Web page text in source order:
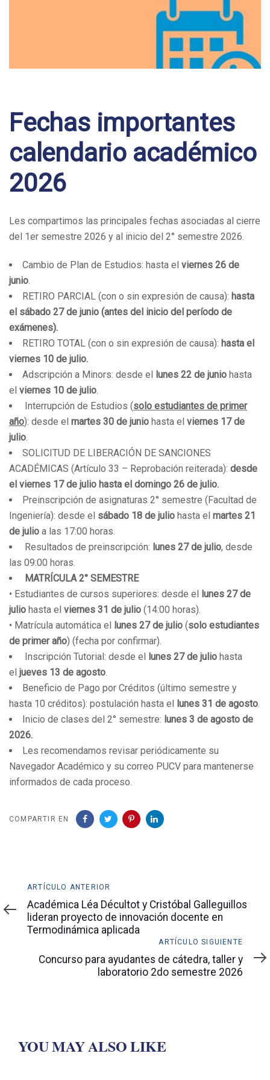
Fechas importantes
calendario académico
2026
Les compartimos las principales fechas asociadas al cierre
del 1er semestre 2026 y al inicio del 2° semestre 2026.
Cambio de Plan de Estudios: hasta el viernes 26 de
junio.
RETIRO PARCIAL (con o sin expresión de causa): hasta
el sábado 27 de junio (antes del inicio del período de
exámenes).
RETIRO TOTAL (con o sin expresión de causa): hasta el
viernes 10 de julio.
Adscripción a Minors: desde el lunes 22 de junio hasta
el viernes 10 de julio.
Interrupción de Estudios (solo estudiantes de primer
año): desde el martes 30 de junio hasta el viernes 17 de
julio.
SOLICITUD DE LIBERACIÓN DE SANCIONES
ACADÉMICAS (Artículo 33 – Reprobación reiterada): desde
el viernes 17 de julio hasta el domingo 26 de julio.
Preinscripción de asignaturas 2° semestre (Facultad de
Ingeniería): desde el sábado 18 de julio hasta el martes 21
de julio a las 17:00 horas.
Resultados de preinscripción: lunes 27 de julio, desde
las 09:00 horas.
MATRÍCULA 2° SEMESTRE
• Estudiantes de cursos superiores: desde el lunes 27 de
julio hasta el viernes 31 de julio (14:00 horas).
• Matrícula automática el lunes 27 de julio (solo estudiantes
de primer año) (fecha por confirmar).
Inscripción Tutorial: desde el lunes 27 de julio hasta
el jueves 13 de agosto.
Beneficio de Pago por Créditos (último semestre y
hasta 10 créditos): postulación hasta el lunes 31 de agosto.
Inicio de clases del 2° semestre: lunes 3 de agosto de
2026.
Les recomendamos revisar periódicamente su
Navegador Académico y su correo PUCV para mantenerse
informados de cada proceso.
COMPARTIR EN
navigation
Artículo
anterior
ARTÍCULO ANTERIOR
Académica Léa Décultot y Cristóbal Galleguillos
lideran proyecto de innovación docente en
Termodinámica aplicada
siguiente
ARTÍCULO SIGUIENTE
Concurso para ayudantes de cátedra, taller y
laboratorio 2do semestre 2026
YOU MAY ALSO LIKE